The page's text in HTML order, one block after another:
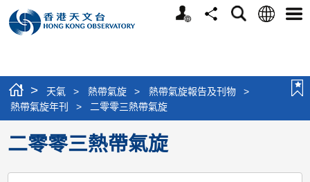
個
分
搜
語
選
> 天氣 > 熱帶氣旋 > 熱帶氣旋報告及刊物
>
熱帶氣旋年刊
> 二零零三熱帶氣旋
二零零三熱帶氣旋